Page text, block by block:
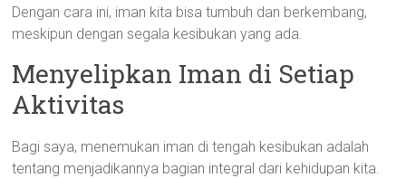
Dengan cara ini, iman kita bisa tumbuh dan berkembang,
meskipun dengan segala kesibukan yang ada.
Menyelipkan Iman di Setiap
Aktivitas
Bagi saya, menemukan iman di tengah kesibukan adalah
tentang menjadikannya bagian integral dari kehidupan kita.